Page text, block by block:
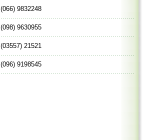
(066) 9832248
(098) 9630955
(03557) 21521
(096) 9198545